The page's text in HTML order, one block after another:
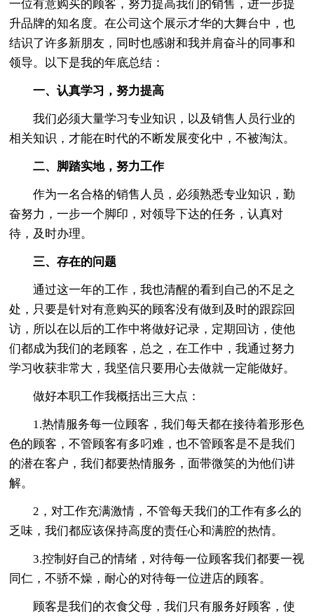
一位有意购买的顾客，努力提高我们的销售，进一步提
升品牌的知名度。在公司这个展示才华的大舞台中，也
结识了许多新朋友，同时也感谢和我并肩奋斗的同事和
领导。以下是我的年底总结：
一、认真学习，努力提高
我们必须大量学习专业知识，以及销售人员行业的
相关知识，才能在时代的不断发展变化中，不被淘汰。
二、脚踏实地，努力工作
作为一名合格的销售人员，必须熟悉专业知识，勤
奋努力，一步一个脚印，对领导下达的任务，认真对
待，及时办理。
三、存在的问题
通过这一年的工作，我也清醒的看到自己的不足之
处，只要是针对有意购买的顾客没有做到及时的跟踪回
访，所以在以后的工作中将做好记录，定期回访，使他
们都成为我们的老顾客，总之，在工作中，我通过努力
学习收获非常大，我坚信只要用心去做就一定能做好。
做好本职工作我概括出三大点：
1.热情服务每一位顾客，我们每天都在接待着形形色
色的顾客，不管顾客有多叼难，也不管顾客是不是我们
的潜在客户，我们都要热情服务，面带微笑的为他们讲
解。
2，对工作充满激情，不管每天我们的工作有多么的
乏味，我们都应该保持高度的责任心和满腔的热情。
3.控制好自己的情绪，对待每一位顾客我们都要一视
同仁，不骄不燥，耐心的对待每一位进店的顾客。
顾客是我们的衣食父母，我们只有服务好顾客，使